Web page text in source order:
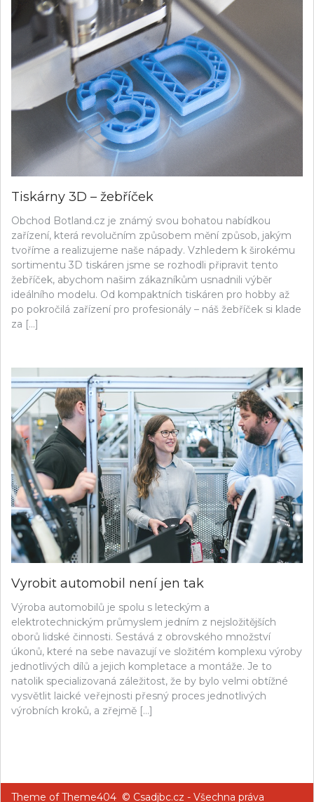
Tiskárny 3D – žebříček
Obchod Botland.cz je známý svou bohatou nabídkou
zařízení, která revolučním způsobem mění způsob, jakým
tvoříme a realizujeme naše nápady. Vzhledem k širokému
sortimentu 3D tiskáren jsme se rozhodli připravit tento
žebříček, abychom našim zákazníkům usnadnili výběr
ideálního modelu. Od kompaktních tiskáren pro hobby až
po pokročilá zařízení pro profesionály – náš žebříček si klade
za […]
Vyrobit automobil není jen tak
Výroba automobilů je spolu s leteckým a
elektrotechnickým průmyslem jedním z nejsložitějších
oborů lidské činnosti. Sestává z obrovského množství
úkonů, které na sebe navazují ve složitém komplexu výroby
jednotlivých dílů a jejich kompletace a montáže. Je to
natolik specializovaná záležitost, že by bylo velmi obtížné
vysvětlit laické veřejnosti přesný proces jednotlivých
výrobních kroků, a zřejmě […]
Theme ofTheme404 © Csadjbc.cz - Všechna práva